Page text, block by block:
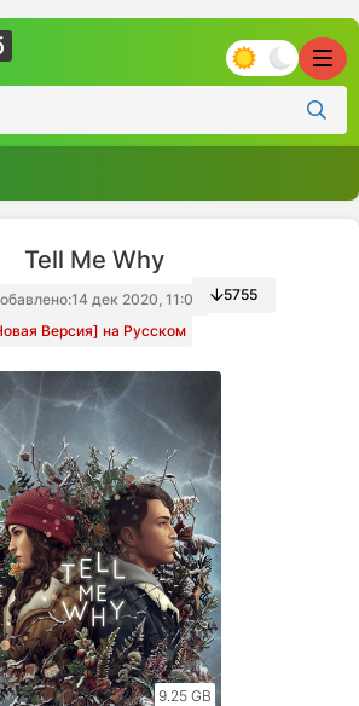
Tell Me Why
14 дек 2020, 11:00
Версия] на Русском
5755
9.25 GB